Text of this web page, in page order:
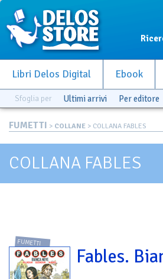
Libri Delos Digital Ebook
Sfoglia per Ultimi arrivi Per editore
FUMETTI > COLLANE > COLLANA FABLES
COLLANA FABLES
FUMETTI
Fables.